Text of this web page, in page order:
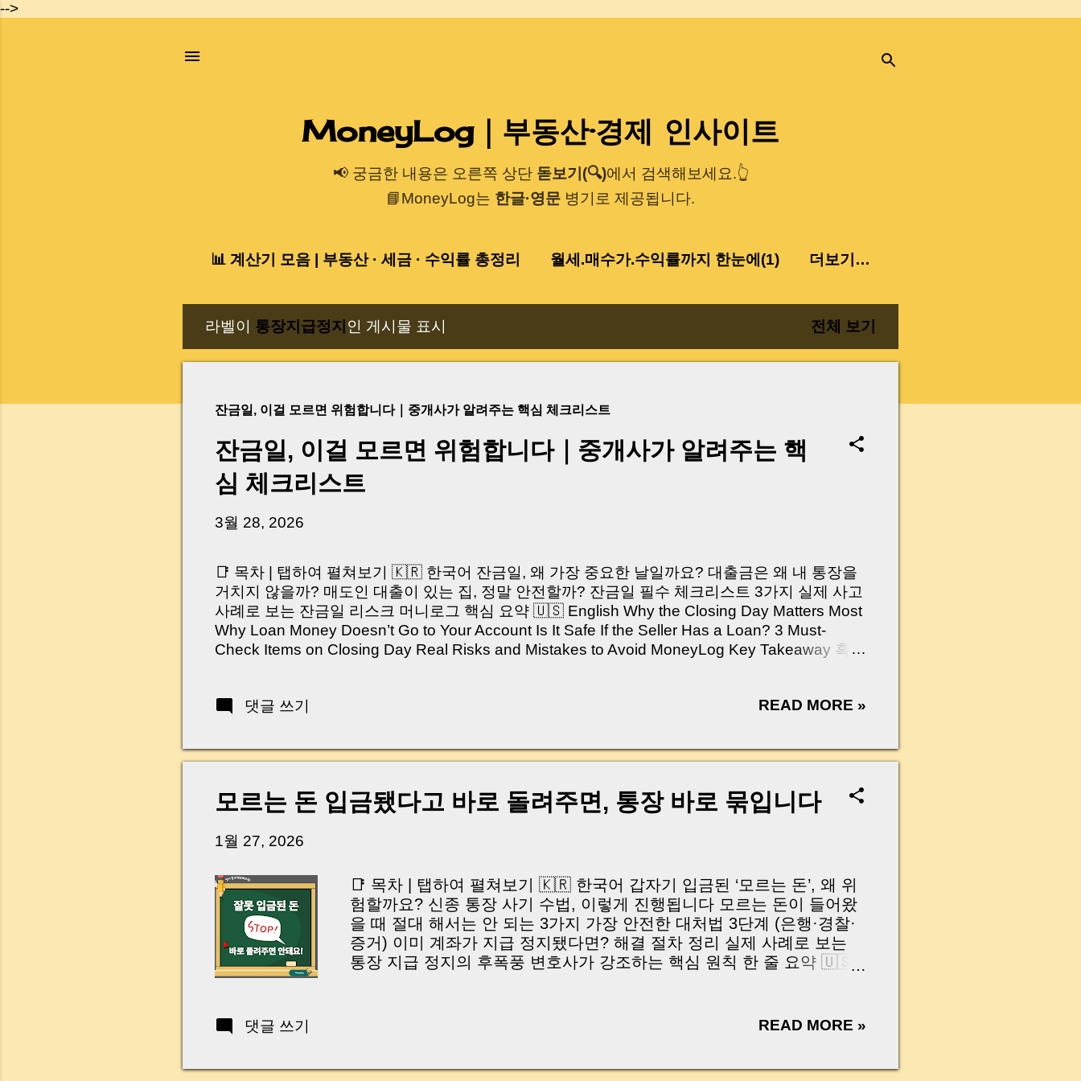
-->
기본 콘텐츠로 건너뛰기
MoneyLog｜부동산·경제 인사이트
📢 궁금한 내용은 오른쪽 상단돋보기(🔍)에서 검색해보세요.👆
📘MoneyLog는 한글·영문 병기로 제공됩니다.
📊 계산기 모음 | 부동산 · 세금 · 수익률 총정리 월세.매수가.수익률까지 한눈에(1) 더보기…
라벨이 통장지급정지 인 게시물 표시 전체 보기
잔금일, 이걸 모르면 위험합니다｜중개사가 알려주는 핵심 체크리스트
잔금일, 이걸 모르면 위험합니다｜중개사가 알려주는 핵
심 체크리스트
3월 28, 2026
📑 목차 | 탭하여 펼쳐보기 🇰🇷 한국어 잔금일, 왜 가장 중요한 날일까요? 대출금은 왜 내 통장을
거치지 않을까? 매도인 대출이 있는 집, 정말 안전할까? 잔금일 필수 체크리스트 3가지 실제 사고
사례로 보는 잔금일 리스크 머니로그 핵심 요약 🇺🇸 English Why the Closing Day Matters Most
Why Loan Money Doesn’t Go to Your Account Is It Safe If the Seller Has a Loan? 3 Must-
Check Items on Closing Day Real Risks and Mistakes to Avoid MoneyLog Key Takeaway 혹시
억 원이 한 번에 움직이는 가장 긴장되는 순간 입니다. 실제로 제가 중개 현장에서 겪었던 일입니
황이 있었습니다. 또 어떤 분은 이렇게 말씀하십니다. “내 대출인데 왜 내 통장으로 안 들어오죠?”
“매도인이 대출 안 갚고 도망가면 어떡하죠?” 이 모든 불안, 사실은 ‘구조’를 몰라서 생기는 걱정입
꼭 준비해야 하는지 중개 실무 기준으로 아주 쉽게 풀어드리겠습니다. 이 글 하나만 제대로 이해
Introduction (Tap to expand) Have you ever thought like this? “Closing day…...
댓글 쓰기 READ MORE »
모르는 돈 입금됐다고 바로 돌려주면, 통장 바로 묶입니다
1월 27, 2026
📑 목차 | 탭하여 펼쳐보기 🇰🇷 한국어 갑자기 입금된 ‘모르는 돈’, 왜 위
험할까요? 신종 통장 사기 수법, 이렇게 진행됩니다 모르는 돈이 들어왔
을 때 절대 해서는 안 되는 3가지 가장 안전한 대처법 3단계 (은행·경찰·
증거) 이미 계좌가 지급 정지됐다면? 해결 절차 정리 실제 사례로 보는
통장 지급 정지의 후폭풍 변호사가 강조하는 핵심 원칙 한 줄 요약 🇺🇸
never do after receiving unknown funds The safest 3-step response
댓글 쓰기 READ MORE »